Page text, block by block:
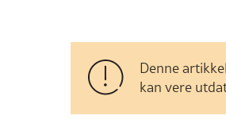
Denne
kan vere